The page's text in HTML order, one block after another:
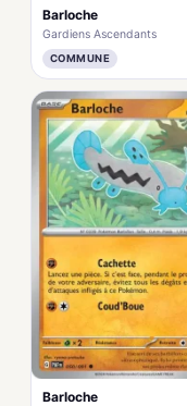
Barloche
Gardiens Ascendants
COMMUNE
Barloche